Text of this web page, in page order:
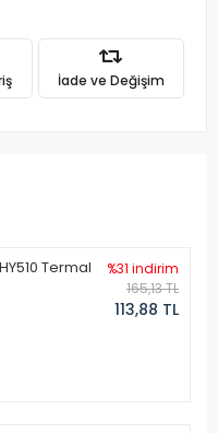
İade ve Değişim
Termal
%31 indirim
165,13 TL
113,88 TL